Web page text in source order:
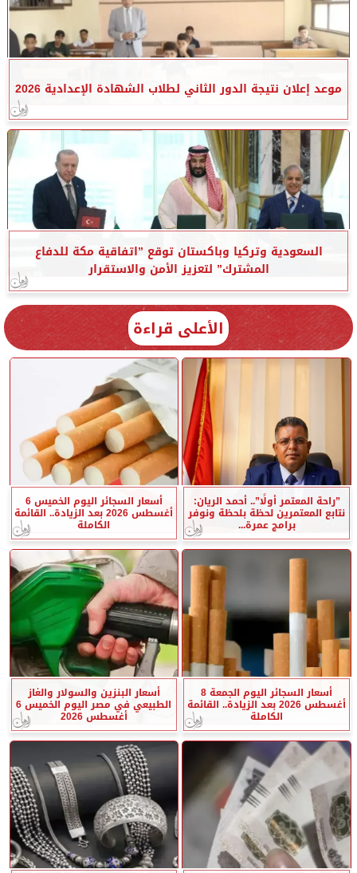
موعد إعلان نتيجة الدور الثاني لطلاب الشهادة الإعدادية 2026
السعودية وتركيا وباكستان توقع ”اتفاقية مكة للدفاع
المشترك” لتعزيز الأمن والاستقرار
الأعلى قراءة
”راحة المعتمر أولًا”.. أحمد الريان:
نتابع المعتمرين لحظة بلحظة ونوفر
برامج عمرة...
أسعار السجائر اليوم الخميس 6
أغسطس 2026 بعد الزيادة.. القائمة
الكاملة
أسعار السجائر اليوم الجمعة 8
أغسطس 2026 بعد الزيادة.. القائمة
الكاملة
أسعار البنزين والسولار والغاز
الطبيعي في مصر اليوم الخميس 6
أغسطس 2026